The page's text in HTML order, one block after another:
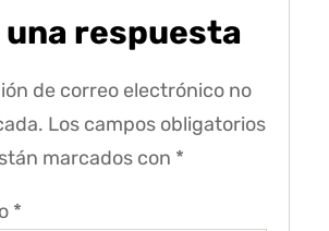
una respuesta
de correo electrónico no
Los campos obligatorios
marcados con *
*